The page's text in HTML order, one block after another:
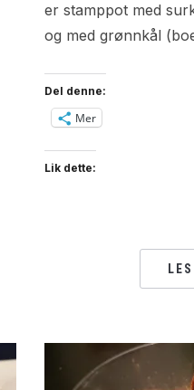
er stamppot med
og med grønnkål
Del denne:
Mer
Lik dette: